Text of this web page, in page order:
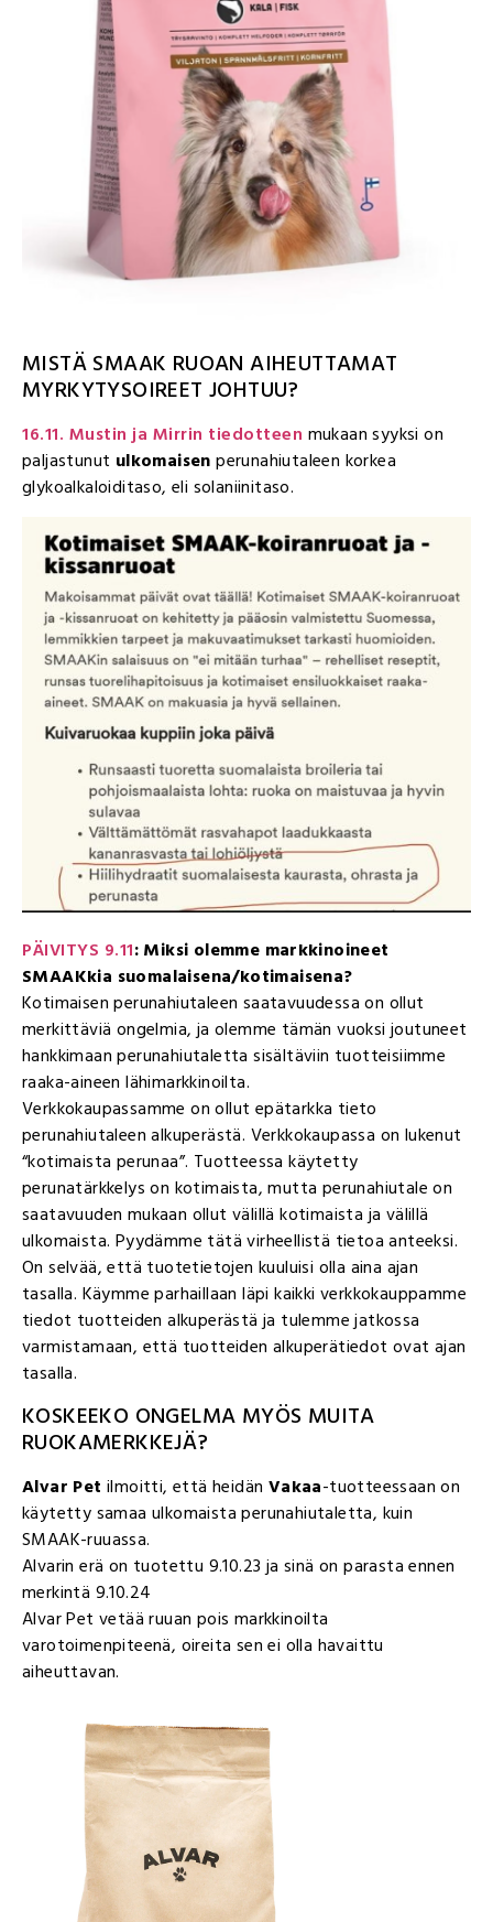
MISTÄ SMAAK RUOAN AIHEUTTAMAT
MYRKYTYSOIREET JOHTUU?
16.11. Mustin ja Mirrin tiedotteen mukaan syyksi on
paljastunut ulkomaisenperunahiutaleen korkea
glykoalkaloiditaso, eli solaniinitaso.
PÄIVITYS 9.11: Miksi olemme markkinoineet
SMAAKkia suomalaisena/kotimaisena?
Kotimaisen perunahiutaleen saatavuudessa on ollut
merkittäviä ongelmia, ja olemme tämän vuoksi joutuneet
hankkimaan perunahiutaletta sisältäviin tuotteisiimme
raaka-aineen lähimarkkinoilta.
Verkkokaupassamme on ollut epätarkka tieto
perunahiutaleen alkuperästä. Verkkokaupassa on lukenut
“kotimaista perunaa”. Tuotteessa käytetty
perunatärkkelys on kotimaista, mutta perunahiutale on
saatavuuden mukaan ollut välillä kotimaista ja välillä
ulkomaista. Pyydämme tätä virheellistä tietoa anteeksi.
On selvää, että tuotetietojen kuuluisi olla aina ajan
tasalla. Käymme parhaillaan läpi kaikki verkkokauppamme
tiedot tuotteiden alkuperästä ja tulemme jatkossa
varmistamaan, että tuotteiden alkuperätiedot ovat ajan
tasalla.
KOSKEEKO ONGELMA MYÖS MUITA
RUOKAMERKKEJÄ?
Alvar Pet ilmoitti, että heidän Vakaa-tuotteessaan on
käytetty samaa ulkomaista perunahiutaletta, kuin
SMAAK-ruuassa.
Alvarin erä on tuotettu 9.10.23 ja sinä on parasta ennen
merkintä 9.10.24
Alvar Pet vetää ruuan pois markkinoilta
varotoimenpiteenä, oireita sen ei olla havaittu
aiheuttavan.